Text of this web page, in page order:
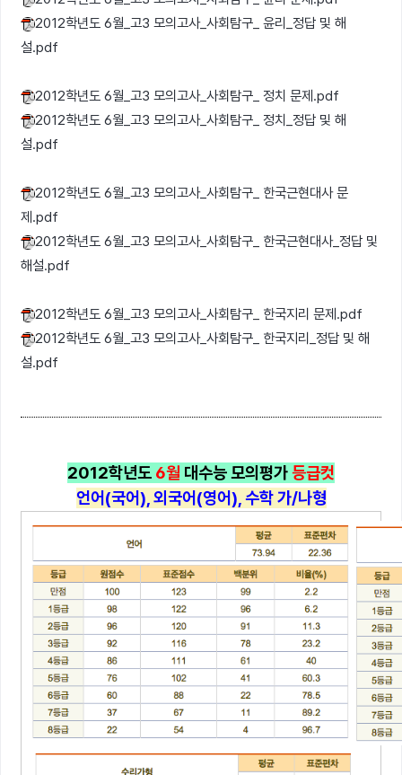
2012학년도 6월_고3 모의고사_사회탐구_ 윤리_정답 및 해
설.pdf
2012학년도 6월_고3 모의고사_사회탐구_ 정치 문제.pdf
2012학년도 6월_고3 모의고사_사회탐구_ 정치_정답 및 해
설.pdf
2012학년도 6월_고3 모의고사_사회탐구_ 한국근현대사 문
제.pdf
2012학년도 6월_고3 모의고사_사회탐구_ 한국근현대사_정답 및
해설.pdf
2012학년도 6월_고3 모의고사_사회탐구_ 한국지리 문제.pdf
2012학년도 6월_고3 모의고사_사회탐구_ 한국지리_정답 및 해
설.pdf
2012학년도 6월 대수능 모의평가등급컷
언어(국어), 외국어(영어), 수학 가/나형